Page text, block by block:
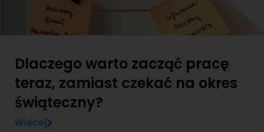
Dlaczego warto zacząć pracę
teraz, zamiast czekać na okres
świąteczny?
Więcej